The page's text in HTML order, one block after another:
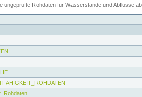
ungeprüfte Rohdaten für Wasserstände und Abflüsse